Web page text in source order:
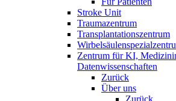
Stroke Unit
Traumazentrum
Transplantationszentrum
Zentrum für KI,
Datenwissenschaften
Zurück
Über uns
Zurück